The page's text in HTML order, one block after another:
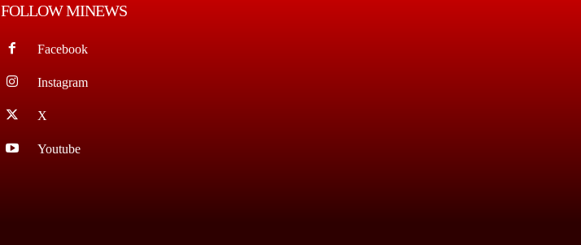
FOLLOW MINEWS
Facebook
Instagram
X
Youtube